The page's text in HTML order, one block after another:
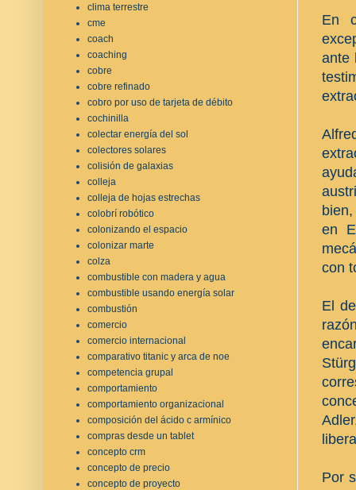
En
ante
en
con
El
Por
clima terrestre
cme
coach
coaching
cobre
cobre refinado
cobro por uso de tarjeta de débito
cochinilla
colectar energía del sol
colectores solares
colisión de galaxias
colleja
colleja de hojas estrechas
colobrí robótico
colonizando el espacio
colonizar marte
colza
combustible con madera y agua
combustible usando energía solar
combustión
comercio
comercio internacional
comparativo titanic y arca de noe
competencia grupal
comportamiento
comportamiento organizacional
composición del ácido c armínico
compras desde un tablet
concepto crm
concepto de precio
concepto de proyecto